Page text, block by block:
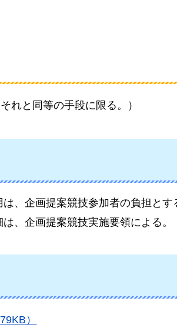
れと同等の手段に限る。）
、企画提案競技参加者の負担とす
、企画提案競技実施要領による。
）